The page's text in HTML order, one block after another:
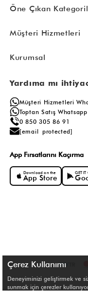
Öne Çıkan
Müşteri Hizmetleri
Kurumsal
Yardıma mı
Müşteri Hizmetleri
Toptan Satış
0 850 305 86 91
[email protected]
App Fırsatlarını Kaçırma
Download on the
App Store
GET IT
Çerez Kullanımı
Deneyiminizi geliştirmek ve
sunmak için çerezler